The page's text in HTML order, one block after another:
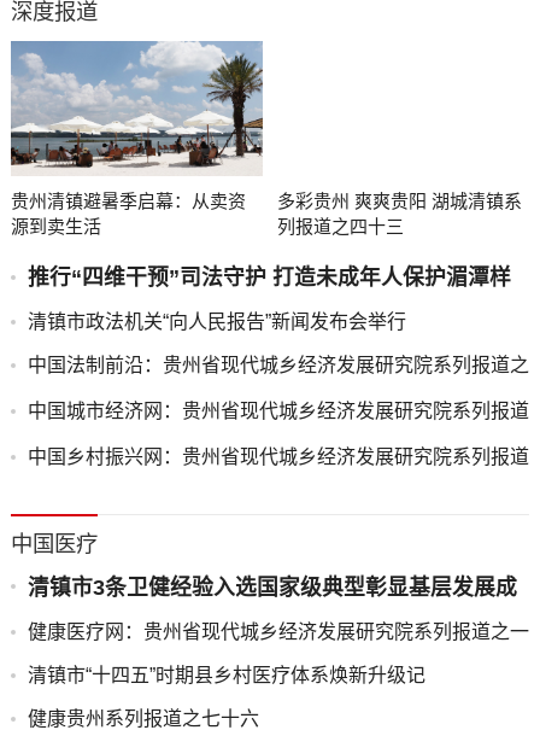
深度报道
贵州清镇避暑季启幕：从卖资
源到卖生活
多彩贵州 爽爽贵阳 湖城清镇系
列报道之四十三
推行“四维干预”司法守护 打造未成年人保护湄潭样
板
清镇市政法机关“向人民报告”新闻发布会举行
中国法制前沿：贵州省现代城乡经济发展研究院系列报道之
中国城市经济网：贵州省现代城乡经济发展研究院系列报道
中国乡村振兴网：贵州省现代城乡经济发展研究院系列报道
中国医疗
清镇市3条卫健经验入选国家级典型彰显基层发展成
效
健康医疗网：贵州省现代城乡经济发展研究院系列报道之一
清镇市“十四五”时期县乡村医疗体系焕新升级记
健康贵州系列报道之七十六